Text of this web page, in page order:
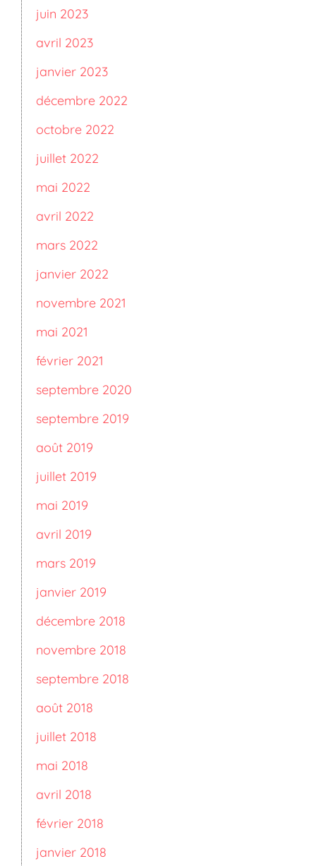
juin 2023
avril 2023
janvier 2023
décembre 2022
octobre 2022
juillet 2022
mai 2022
avril 2022
mars 2022
janvier 2022
novembre 2021
mai 2021
février 2021
septembre 2020
septembre 2019
août 2019
juillet 2019
mai 2019
avril 2019
mars 2019
janvier 2019
décembre 2018
novembre 2018
septembre 2018
août 2018
juillet 2018
mai 2018
avril 2018
février 2018
janvier 2018